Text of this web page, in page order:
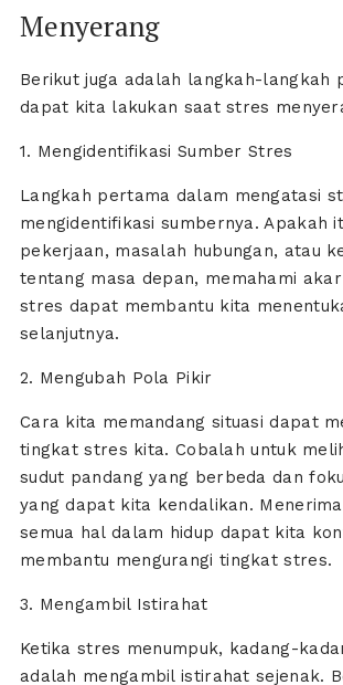
Menyerang
Berikut juga adalah langkah-langkah
dapat kita lakukan saat stres
1. Mengidentifikasi Sumber Stres
Langkah pertama dalam mengatasi
mengidentifikasi sumbernya. Apakah
pekerjaan, masalah hubungan, atau
tentang masa depan, memahami
stres dapat membantu kita
selanjutnya.
2. Mengubah Pola Pikir
Cara kita memandang situasi dapat
tingkat stres kita. Cobalah untuk
sudut pandang yang berbeda dan
yang dapat kita kendalikan.
semua hal dalam hidup dapat kita
membantu mengurangi tingkat stres.
3. Mengambil Istirahat
Ketika stres menumpuk, kadang-
adalah mengambil istirahat sejenak.